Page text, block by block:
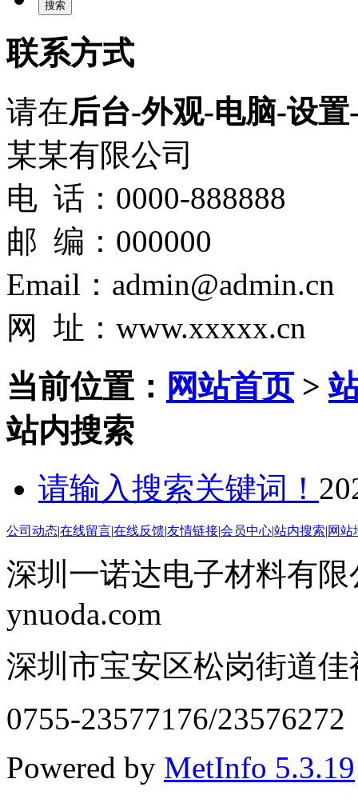
联系方式
请在后台-外观-电脑-设置
某某有限公司
电 话：0000-888888
邮 编：000000
Email：admin@admin.cn
网 址：www.xxxxx.cn
当前位置： 网站首页>
站内搜索
请输入搜索关键词！
公司动态|在线留言|在线反馈|友情链接|会员中心|站内搜索|网站
深圳一诺达电子材料有限
ynuoda.com
深圳市宝安区松岗街道佳
0755-23577176/23576272
Powered by MetInfo 5.3.19